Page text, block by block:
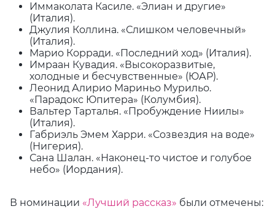
Иммаколата Касиле. «Элиан и другие»
(Италия).
Джулия Коллина. «Слишком человечный»
(Италия).
Марио Корради. «Последний ход» (Италия).
Имраан Кувадия. «Высокоразвитые,
холодные и бесчувственные» (ЮАР).
Леонид Алирио Мариньо Мурильо.
«Парадокс Юпитера» (Колумбия).
Вальтер Тарталья. «Пробуждение Ниилы»
(Италия).
Габриэль Эмем Харри. «Созвездия на воде»
(Нигерия).
Сана Шалан. «Наконец-то чистое и голубое
небо» (Иордания).
В номинации «Лучший рассказ» были отмечены: